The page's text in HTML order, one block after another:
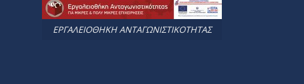
ΕΡΓΑΛΕΙΟΘΗΚΗ ΑΝΤΑΓΩΝΙΣΤΙΚΟΤΗΤΑΣ